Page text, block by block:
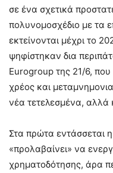
σε ένα σχετικά
πολυνομοσχέδιο με τα
εκτείνονται μέχρι το
ψηφίστηκαν δια
Eurogroup της 21/6, που
χρέος και
νέα τετελεσμένα, αλλά
Στα πρώτα εντάσσεται
«προλαβαίνει» να
χρηματοδότησης, άρα